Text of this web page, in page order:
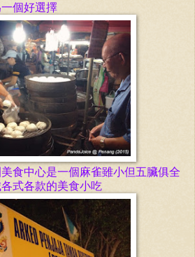
個好選擇
食中心是一個麻雀雖小但五臟俱全
式各款的美食小吃